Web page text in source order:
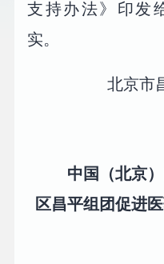
支持办法》印发
实。
北京市
中国（北京
区昌平组团促进